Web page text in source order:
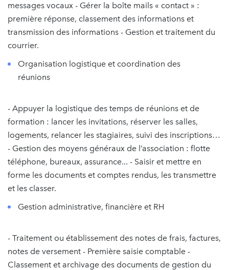
messages vocaux - Gérer la boîte mails « contact » :
première réponse, classement des informations et
transmission des informations - Gestion et traitement du
courrier.
Organisation logistique et coordination des
réunions
- Appuyer la logistique des temps de réunions et de
formation : lancer les invitations, réserver les salles,
logements, relancer les stagiaires, suivi des inscriptions…
- Gestion des moyens généraux de l’association : flotte
téléphone, bureaux, assurance... - Saisir et mettre en
forme les documents et comptes rendus, les transmettre
et les classer.
Gestion administrative, financière et RH
- Traitement ou établissement des notes de frais, factures,
notes de versement - Première saisie comptable -
Classement et archivage des documents de gestion du